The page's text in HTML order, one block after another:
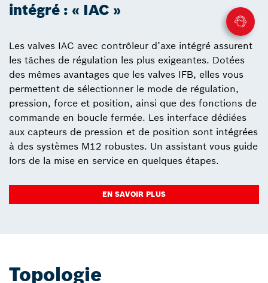
intégré : « IAC »
Les valves IAC avec contrôleur d’axe intégré assurent
les tâches de régulation les plus exigeantes. Dotées
des mêmes avantages que les valves IFB, elles vous
permettent de sélectionner le mode de régulation,
pression, force et position, ainsi que des fonctions de
commande en boucle fermée. Les interface dédiées
aux capteurs de pression et de position sont intégrées
à des systèmes M12 robustes. Un assistant vous guide
lors de la mise en service en quelques étapes.
EN SAVOIR PLUS
Topologie